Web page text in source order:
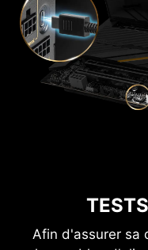
Afin d'assurer sa